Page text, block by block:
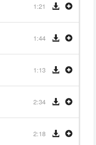
1:21
1:44
1:13
2:34
2:18